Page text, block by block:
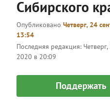
Сибирского
ОпубликованоЧетверг, 24
13:54
Последняя редакция:
2020 в 20:09
Поддержать